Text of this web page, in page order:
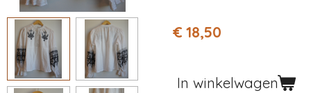
€ 18,50
In winkelwagen